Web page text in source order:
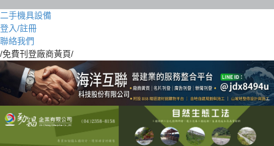
二手機具設備
登入/註冊
聯絡我們
/免費刊登廠商黃頁/